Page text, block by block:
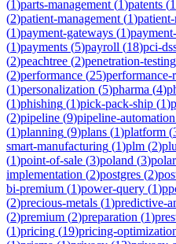
(1)parts-management (1)patents (1
(2)patient-management (1)
(1)payment-gateways (1)
(1)payments (5)payroll (18)pci-
(2)peachtree (2)penetration-testing
(2)performance (25)performance-
(1)personalization (5)pharma (4)
(1)phishing (1)pick-pack-ship (1)
(2)pipeline (9)pipeline-automation
(1)planning (9)plans (1)platform (
smart-manufacturing (1)plm (2)
(1)point-of-sale (3)poland (3)
implementation (2)postgres (2)
bi-premium (1)power-query (1)
(2)precious-metals (1)predictive-
(2)premium (2)preparation (1)
(1)pricing (19)pricing-